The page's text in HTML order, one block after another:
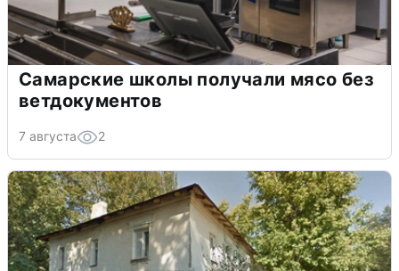
Самарские школы получали мясо без
ветдокументов
7 августа 2